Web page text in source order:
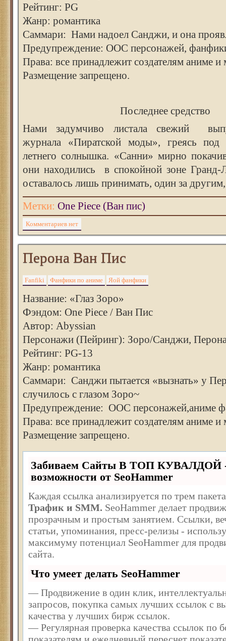
Рейтинг: PG
Жанр: романтика
Саммари: Нами надоел Санджи, и она
Предупреждение: ООС персонажей,
Права: все принадлежит создателям аниме и
Размещение запрещено.
Последнее средство
Нами задумчиво листала свежий
журнала «Пиратской моды», греясь под
летнего солнышка. «Санни» мирно
они находились в спокойной зоне Гранд-
оставалось лишь принимать, один за
Метки: One Piece (Ван пис)
Комментариев нет
Перона Ван Пис
Fanfiki Фанфики по аниме Яой фанфики
Название: «Глаз Зоро»
Фэндом: One Piece / Ван Пис
Автор: Abyssian
Персонажи (Пейринг): Зоро/Санджи,
Рейтинг: PG-13
Жанр: романтика
Саммари: Санджи пытается «вызнать» у
случилось с глазом Зоро~
Предупреждение: ООС персонажей,аниме
Права: все принадлежит создателям аниме и
Размещение запрещено.
Забиваем Сайты В ТОП КУВАЛДОЙ
возможности от SeoHammer
Каждая ссылка анализируется по трем
Трафик и SMM. SeoHammer делает
прозрачным и простым занятием. Ссылки,
статьи, упоминания, пресс-релизы -
максимуму потенциал SeoHammer для
сайта.
Что умеет делать SeoHammer
— Продвижение в один клик,
запросов, покупка самых лучших ссылок с
качества у лучших бирж ссылок.
— Регулярная проверка качества ссылок по